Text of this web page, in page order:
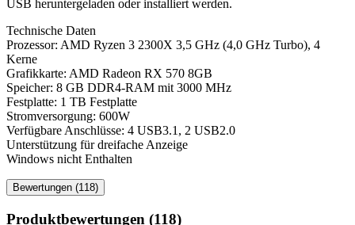
USB heruntergeladen oder installiert werden.
Technische Daten
Prozessor: AMD Ryzen 3 2300X 3,5 GHz (4,0 GHz Turbo), 4
Kerne
Grafikkarte: AMD Radeon RX 570 8GB
Speicher: 8 GB DDR4-RAM mit 3000 MHz
Festplatte: 1 TB Festplatte
Stromversorgung: 600W
Verfügbare Anschlüsse: 4 USB3.1, 2 USB2.0
Unterstützung für dreifache Anzeige
Windows nicht Enthalten
Bewertungen (118)
Produktbewertungen (118)